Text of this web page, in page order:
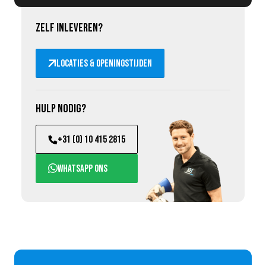
Zelf inleveren?
Locaties & openingstijden
Hulp nodig?
+31 (0) 10 415 2815
WhatsApp ons